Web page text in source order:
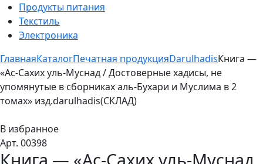
Продукты питания
Текстиль
Электроника
ГлавнаяКаталогПечатная продукцияDarulhadisКнига —
«Ас-Сахих уль-Муснад / Достоверные хадисы, не
упомянутые в сборниках аль-Бухари и Муслима в 2
томах» изд.darulhadis(СКЛАД)
В избранное
Арт. 00398